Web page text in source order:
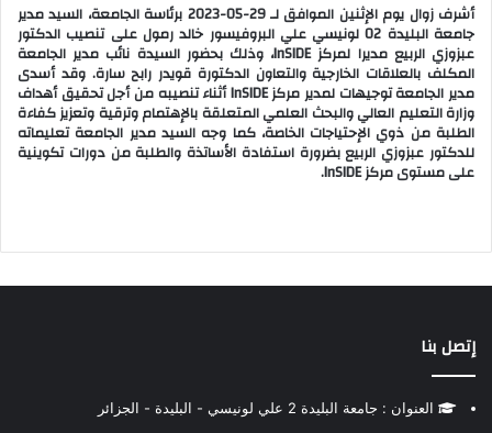
أشرف زوال يوم الإثنين الموافق لـ 29-05-2023 برئاسة الجامعة، السيد مدير
جامعة البليدة 02 لونيسي علي البروفيسور خالد رمول على تنصيب الدكتور
عبزوزي الربيع مديرا لمركز InSIDE، وذلك بحضور السيدة نائب مدير الجامعة
المكلف بالعلاقات الخارجية والتعاون الدكتورة قويدر رابح سارة. وقد أسدى
مدير الجامعة توجيهات لمدير مركز InSIDE أثناء تنصيبه من أجل تحقيق أهداف
وزارة التعليم العالي والبحث العلمي المتعلقة بالإهتمام وترقية وتعزيز كفاءة
الطلبة من ذوي الإحتياجات الخاصة، كما وجه السيد مدير الجامعة تعليماته
للدكتور عبزوزي الربيع بضرورة استفادة الأساتذة والطلبة من دورات تكوينية
على مستوى مركز InSIDE.
إتصل بنا
العنوان : جامعة البليدة 2 علي لونيسي - البليدة - الجزائر